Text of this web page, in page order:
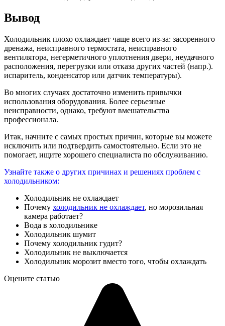
Вывод
Холодильник плохо охлаждает чаще всего из-за: засоренного
дренажа, неисправного термостата, неисправного
вентилятора, негерметичного уплотнения двери, неудачного
расположения, перегрузки или отказа других частей (напр.).
испаритель, конденсатор или датчик температуры).
Во многих случаях достаточно изменить привычки
использования оборудования. Более серьезные
неисправности, однако, требуют вмешательства
профессионала.
Итак, начните с самых простых причин, которые вы можете
исключить или подтвердить самостоятельно. Если это не
помогает, ищите хорошего специалиста по обслуживанию.
Узнайте также о других причинах и решениях проблем с
холодильником:
Холодильник не охлаждает
Почему холодильник не охлаждает, но морозильная
камера работает?
Вода в холодильнике
Холодильник шумит
Почему холодильник гудит?
Холодильник не выключается
Холодильник морозит вместо того, чтобы охлаждать
Оцените статью